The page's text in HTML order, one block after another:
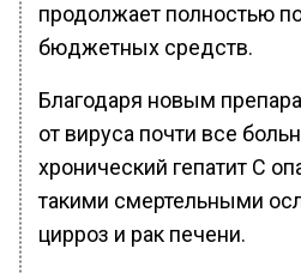
продолжает полностью
бюджетных средств.
Благодаря новым
от вируса почти все
хронический гепатит С
такими смертельными
цирроз и рак печени.